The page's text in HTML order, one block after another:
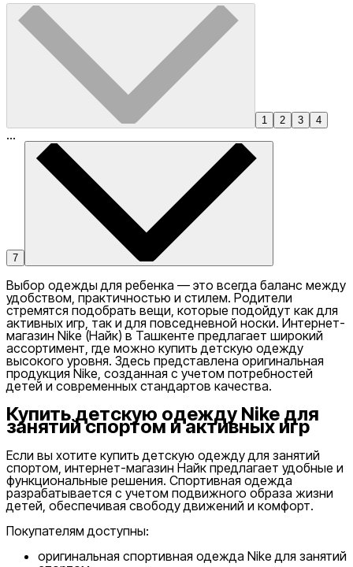
1 2 3 4
...
7
Выбор одежды для ребенка — это всегда баланс между
удобством, практичностью и стилем. Родители
стремятся подобрать вещи, которые подойдут как для
активных игр, так и для повседневной носки. Интернет-
магазин Nike (Найк) в Ташкенте предлагает широкий
ассортимент, где можно купить детскую одежду
высокого уровня. Здесь представлена оригинальная
продукция Nike, созданная с учетом потребностей
детей и современных стандартов качества.
Купить детскую одежду Nike для
занятий спортом и активных игр
Если вы хотите купить детскую одежду для занятий
спортом, интернет-магазин Найк предлагает удобные и
функциональные решения. Спортивная одежда
разрабатывается с учетом подвижного образа жизни
детей, обеспечивая свободу движений и комфорт.
Покупателям доступны:
оригинальная спортивная одежда Nike для занятий